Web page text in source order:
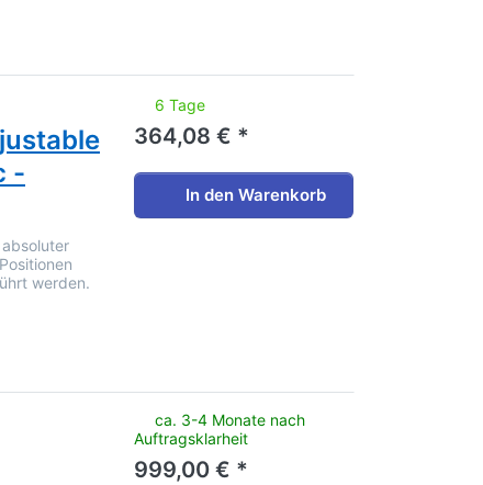
keine Bewertungen vor.
-
werden.
6 Tage
364,08 € *
In den Warenkorb
keine Bewertungen vor.ca. 3-4 Monate nach
Auftragsklarheit
999,00 € *